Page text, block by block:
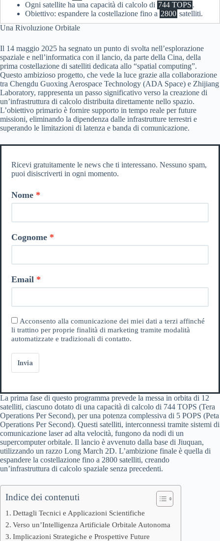
Ogni satellite ha una capacità di calcolo di 744 TOPS .
Obiettivo: espandere la costellazione fino a 2800 satelliti.
Una Rivoluzione Orbitale
Il 14 maggio 2025 ha segnato un punto di svolta nell’esplorazione
spaziale e nell’informatica con il lancio, da parte della Cina, della
prima costellazione di satelliti dedicata allo “spatial computing”.
Questo ambizioso progetto, che vede la luce grazie alla collaborazione
tra Chengdu Guoxing Aerospace Technology (ADA Space) e Zhijiang
Laboratory, rappresenta un passo significativo verso la creazione di
un’infrastruttura di calcolo distribuita direttamente nello spazio.
L’obiettivo primario è fornire supporto in tempo reale per future
missioni, eliminando la dipendenza dalle infrastrutture terrestri e
superando le limitazioni di latenza e banda di comunicazione.
Ricevi gratuitamente le news che ti interessano. Nessuno spam,
puoi disiscriverti in ogni momento.
Nome
Cognome
Email
Acconsento alla comunicazione dei miei dati a terzi affinché
li trattino per proprie finalità di marketing tramite modalità
automatizzate e tradizionali di contatto.
Invia
La prima fase di questo programma prevede la messa in orbita di 12
satelliti, ciascuno dotato di una capacità di calcolo di 744 TOPS (Tera
Operations Per Second), per una potenza complessiva di 5 POPS (Peta
Operations Per Second). Questi satelliti, interconnessi tramite sistemi di
comunicazione laser ad alta velocità, fungono da nodi di un
supercomputer orbitale. Il lancio è avvenuto dalla base di Jiuquan,
utilizzando un razzo Long March 2D. L’ambizione finale è quella di
espandere la costellazione fino a 2800 satelliti, creando
un’infrastruttura di calcolo spaziale senza precedenti.
Indice dei contenuti
Dettagli Tecnici e Applicazioni Scientifiche
Verso un’Intelligenza Artificiale Orbitale Autonoma
Implicazioni Strategiche e Prospettive Future